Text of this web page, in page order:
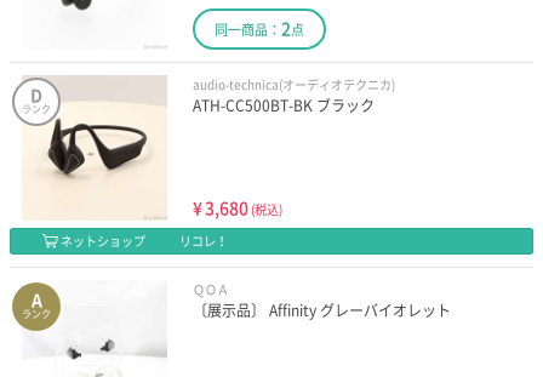
同一商品： 2点
D
ランク
audio-technica(オーディオテクニカ)
ATH-CC500BT-BK ブラック
¥3,680 (税込)
ネットショップ
リコレ！
A
ランク
ＱＯＡ
〔展示品〕 Affinity グレーバイオレット